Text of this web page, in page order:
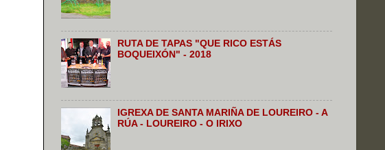
RUTA DE TAPAS "QUE RICO ESTÁS
BOQUEIXÓN" - 2018
IGREXA DE SANTA MARIÑA DE LOUREIRO - A
RÚA - LOUREIRO - O IRIXO